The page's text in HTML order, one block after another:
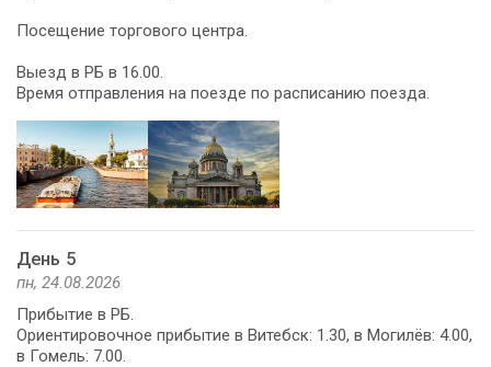
Посещение торгового центра.
Выезд в РБ в 16.00.
Время отправления на поезде по расписанию поезда.
День 5
пн, 24.08.2026
Прибытие в РБ.
Ориентировочное прибытие в Витебск: 1.30, в Могилёв: 4.00,
в Гомель: 7.00.